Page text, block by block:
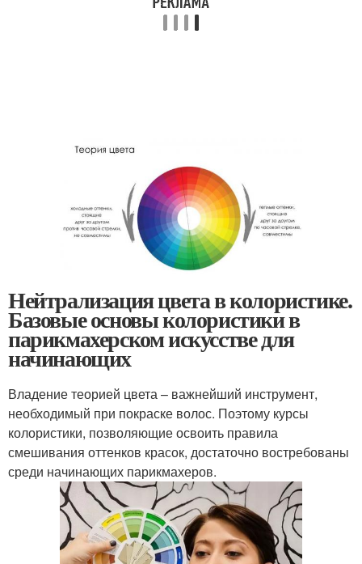
Нейтрализация цвета в колористике.
Базовые основы колористики в
парикмахерском искусстве для
начинающих
Владение теорией цвета – важнейший инструмент,
необходимый при покраске волос. Поэтому курсы
колористики, позволяющие освоить правила
смешивания оттенков красок, достаточно востребованы
среди начинающих парикмахеров.